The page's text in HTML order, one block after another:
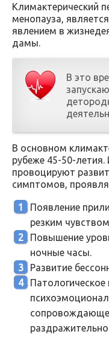
Климактерический
менопауза,
явлением в
дамы.
В это
В основном
рубеже 45-50-
провоцируют
симптомов,
Появление
резким
Повышение
ночные часы.
Развитие
Патологическое